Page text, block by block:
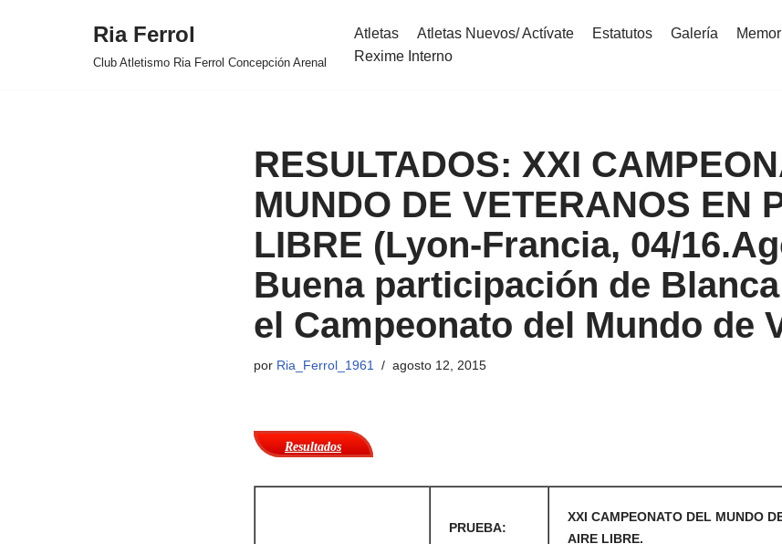
Ria Ferrol
Club Atletismo Ria Ferrol Concepción Arenal
Atletas Atletas Nuevos/ Actívate Estatutos Galería
Rexime Interno
RESULTADOS: XXI
MUNDO DE VETERANOS EN
LIBRE (Lyon-Francia, 04/
Buena participación de
el Campeonato del Mundo de
por Ria_Ferrol_1961 agosto 12, 2015
Resultados
PRUEBA:
XXI CAMPEONATO DEL MUNDO
AIRE LIBRE.